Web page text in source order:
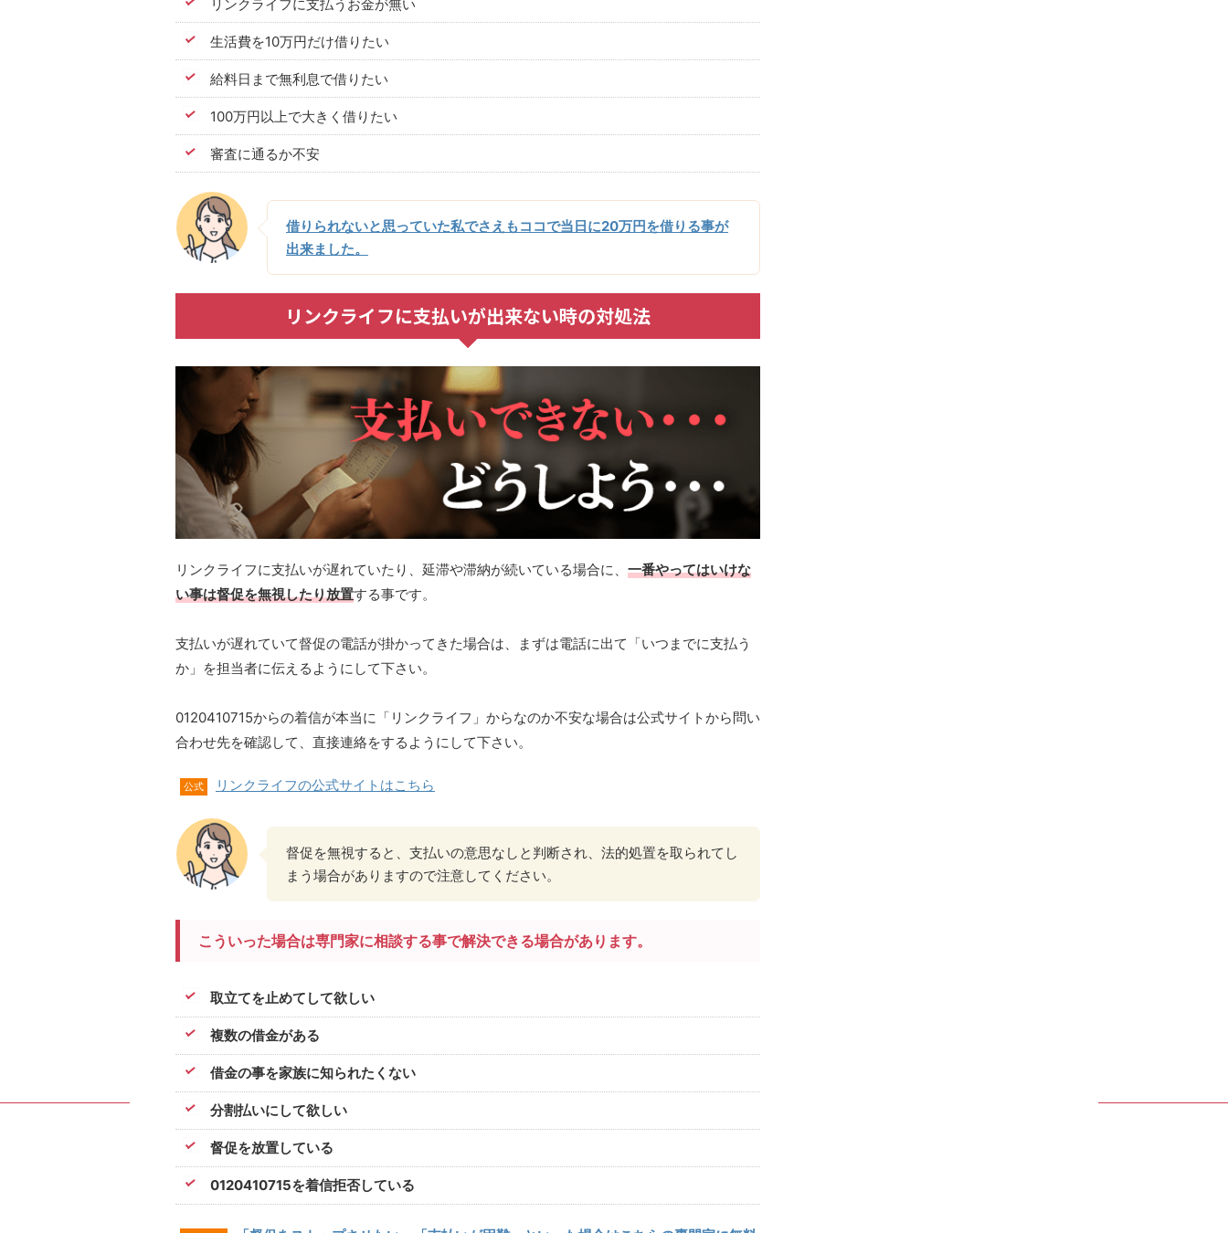
リンクライフに支払うお金が無い
生活費を10万円だけ借りたい
給料日まで無利息で借りたい
100万円以上で大きく借りたい
審査に通るか不安
借りられないと思っていた私でさえもココで当日に20万円を借りる事が
出来ました。
リンクライフに支払いが出来ない時の対処法
リンクライフに支払いが遅れていたり、延滞や滞納が続いている場合に、 一番やってはいけな
い事は督促を無視したり放置する事です。
支払いが遅れていて督促の電話が掛かってきた場合は、まずは電話に出て「いつまでに支払う
か」を担当者に伝えるようにして下さい。
0120410715からの着信が本当に「リンクライフ」からなのか不安な場合は公式サイトから問い
合わせ先を確認して、直接連絡をするようにして下さい。
公式 リンクライフの公式サイトはこちら
督促を無視すると、支払いの意思なしと判断され、法的処置を取られてし
まう場合がありますので注意してください。
こういった場合は専門家に相談する事で解決できる場合があります。
取立てを止めてして欲しい
複数の借金がある
借金の事を家族に知られたくない
分割払いにして欲しい
督促を放置している
0120410715を着信拒否している